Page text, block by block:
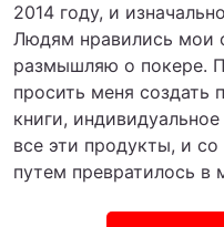
2014 году, и
Людям нравились мои
размышляю о покере.
просить меня создать
книги,
все эти продукты, и
путем превратилось в